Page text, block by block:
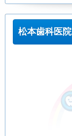
松本歯科医院